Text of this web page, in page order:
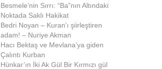
Besmele’nin Sırrı: “Ba”nın Altındaki
Noktada Saklı Hakikat
Bedri Noyan – Kuran’ı şiirleştiren
adam! – Nuriye Akman
Hacı Bektaş ve Mevlana’ya giden
Çalıntı Kurban
Hünkar’ın İki Ak Gül Bir Kırmızı gül